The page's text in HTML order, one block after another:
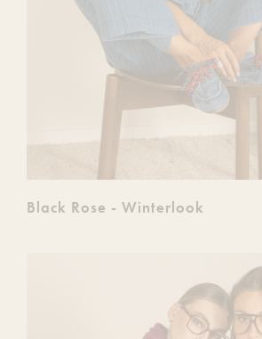
Black Rose - Winterlook